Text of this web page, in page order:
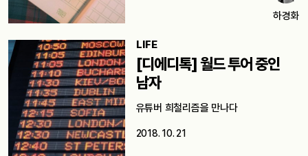
하경화
LIFE
[디에디톡] 월드 투어 중인
남자
유튜버 희철리즘을 만나다
2018. 10. 21